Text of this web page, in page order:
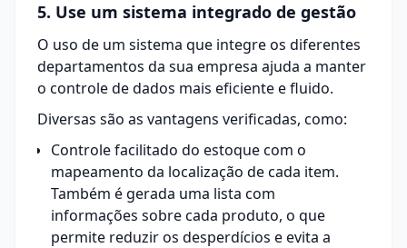
5. Use um sistema integrado de gestão
O uso de um sistema que integre os diferentes
departamentos da sua empresa ajuda a manter
o controle de dados mais eficiente e fluido.
Diversas são as vantagens verificadas, como:
Controle facilitado do estoque com o
mapeamento da localização de cada item.
Também é gerada uma lista com
informações sobre cada produto, o que
permite reduzir os desperdícios e evita a